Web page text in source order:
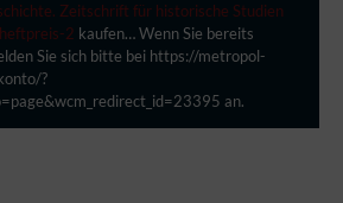
Zeitschrift für historische Studien
2 kaufen… Wenn Sie bereits
Sie sich bitte bei https://metropol-
?
an.